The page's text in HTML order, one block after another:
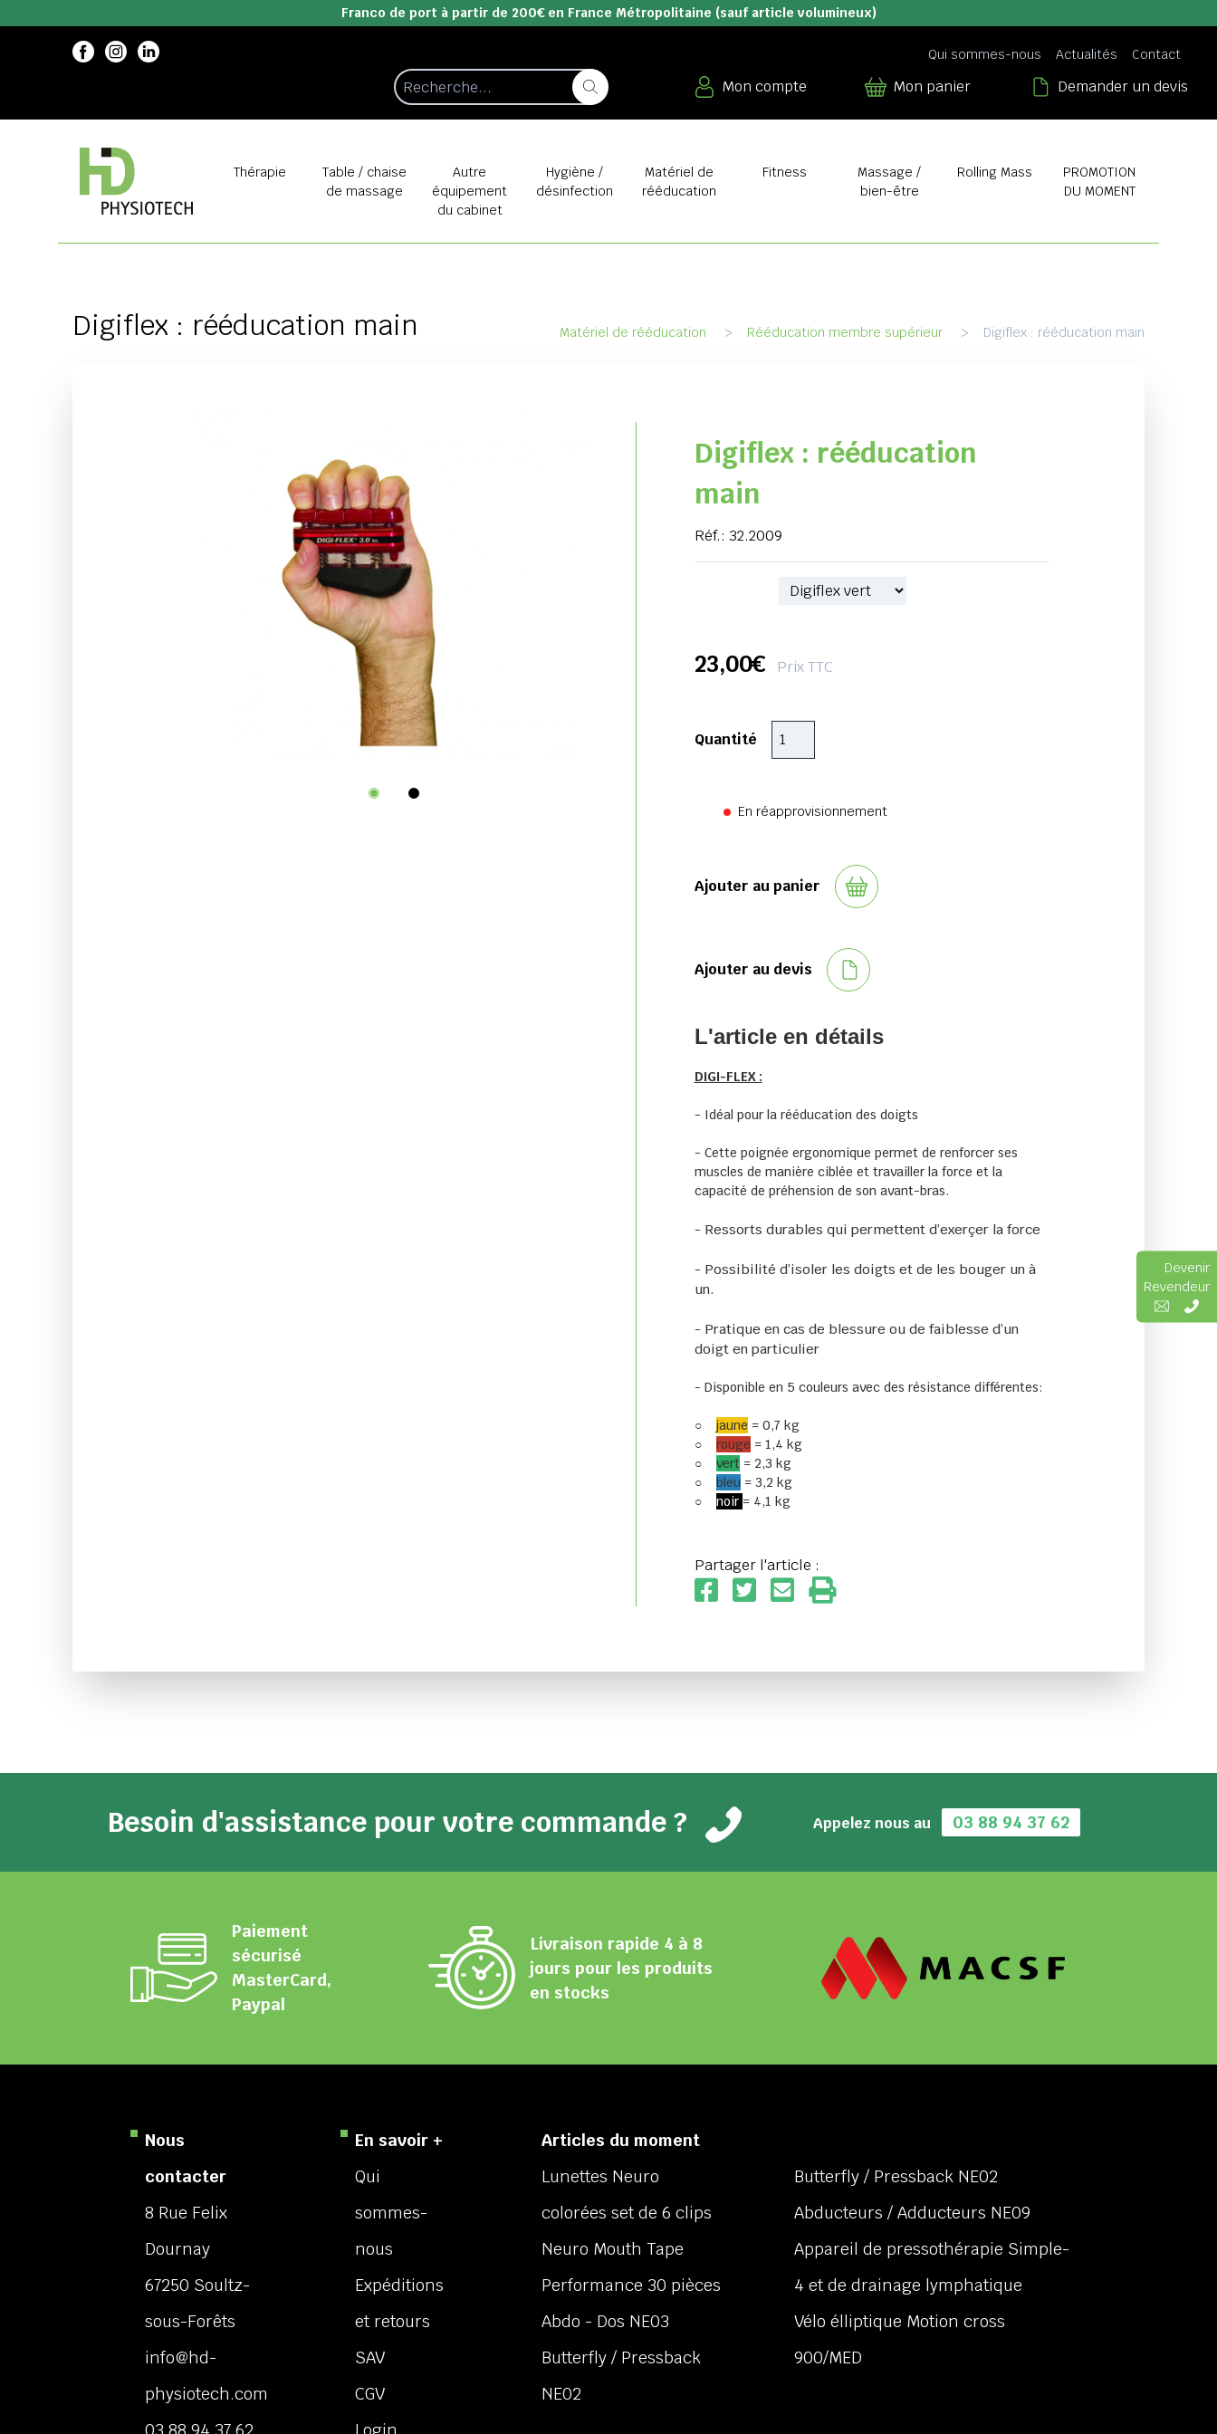
Franco de port à partir de 200€ en France Métropolitaine (sauf article volumineux)
Qui sommes-nous Actualités Contact
Mon compte Mon panier Demander un devis
Thérapie
Table / chaise
de massage
Autre
équipement
du cabinet
Hygiène /
désinfection
Matériel de
rééducation
Fitness
Massage /
bien-être
Rolling Mass
PROMOTION
DU MOMENT
Digiflex : rééducation main Matériel de rééducation > Rééducation membre supérieur > Digiflex : rééducation main
Digiflex : rééducation
main
Réf.: 32.2009
23,00€ Prix TTC
Quantité
En réapprovisionnement
Ajouter au panier
Ajouter au devis
L'article en détails
DIGI-FLEX :
- Idéal pour la rééducation des doigts
- Cette poignée ergonomique permet de renforcer ses
muscles de manière ciblée et travailler la force et la
capacité de préhension de son avant-bras.
- Ressorts durables qui permettent d’exerçer la force
- Possibilité d’isoler les doigts et de les bouger un à
un.
- Pratique en cas de blessure ou de faiblesse d’un
doigt en particulier
- Disponible en 5 couleurs avec des résistance différentes:
○ jaune = 0,7 kg
○ rouge = 1,4 kg
○ vert= 2,3 kg
○ bleu = 3,2 kg
○ noir = 4,1 kg
Partager l'article :
Besoin d'assistance pour votre commande ? Appelez nous au 03 88 94 37 62
Devenir
Revendeur
Paiement
sécurisé
MasterCard,
Paypal
Livraison rapide 4 à 8
jours pour les produits
en stocks
Nous
contacter
8 Rue Felix
Dournay
67250 Soultz-
sous-Forêts
info@hd-
physiotech.com
03 88 94 37 62
En savoir +
Qui
sommes-
nous
Expéditions
et retours
SAV
CGV
Login
Articles du moment
Lunettes Neuro
colorées set de 6 clips
Neuro Mouth Tape
Performance 30 pièces
Abdo - Dos NE03
Butterfly / Pressback
NE02
Butterfly / Pressback NE02
Abducteurs / Adducteurs NE09
Appareil de pressothérapie Simple-
4 et de drainage lymphatique
Vélo élliptique Motion cross
900/MED